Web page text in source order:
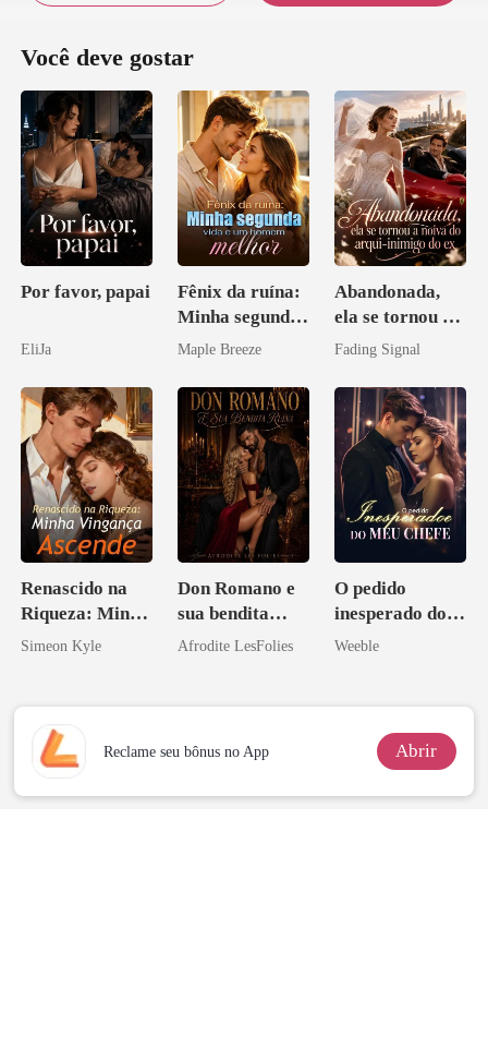
Você deve gostar
Por favor, papai
EliJa
Fênix da ruína:
Minha segunda
vida e um
Maple Breeze
Abandonada,
ela se tornou a
noiva do arqui-
Fading Signal
Renascido na
Riqueza: Minha
Vingança
Simeon Kyle
Don Romano e
sua bendita
ruína
Afrodite LesFolies
O pedido
inesperado do
meu chefe
Weeble
Reclame seu bônus no App Abrir